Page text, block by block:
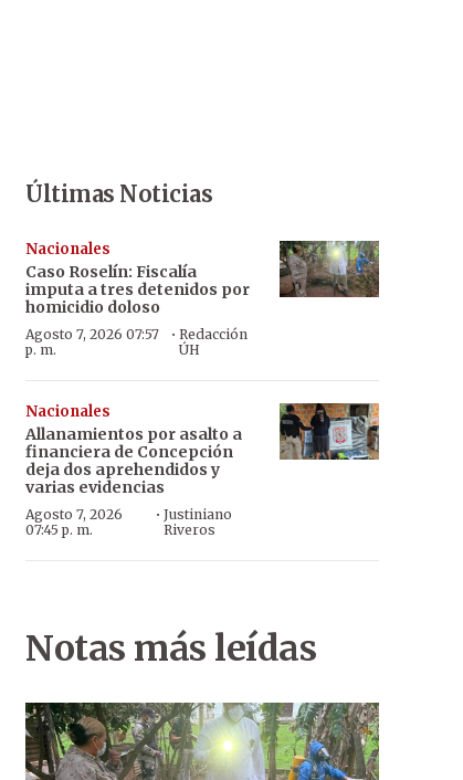
Últimas Noticias
Nacionales
Caso Roselín: Fiscalía
imputa a tres detenidos por
homicidio doloso
Agosto 7, 2026 07:57
p. m.
· Redacción
ÚH
Nacionales
Allanamientos por asalto a
financiera de Concepción
deja dos aprehendidos y
varias evidencias
Agosto 7, 2026
07:45 p. m.
·Justiniano
Riveros
Notas más leídas